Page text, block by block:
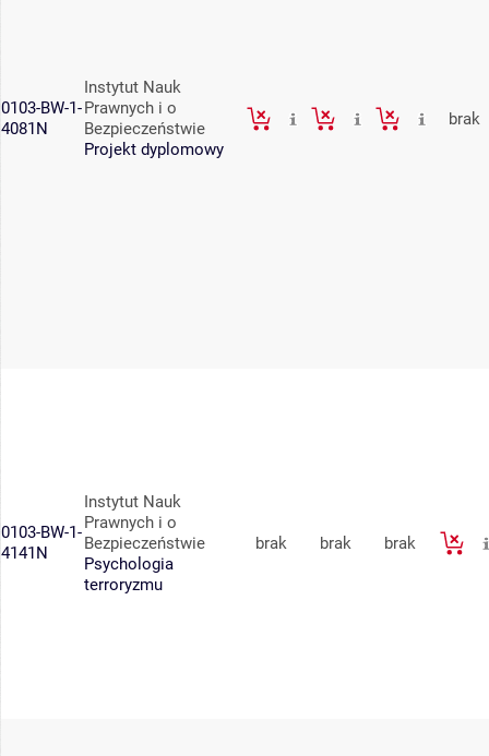
0103-BW-1-
4081N
Instytut Nauk
Prawnych i o
Bezpieczeństwie
Projekt dyplomowy
brak
0103-BW-1-
4141N
Instytut Nauk
Prawnych i o
Bezpieczeństwie
Psychologia
terroryzmu
brak brak brak